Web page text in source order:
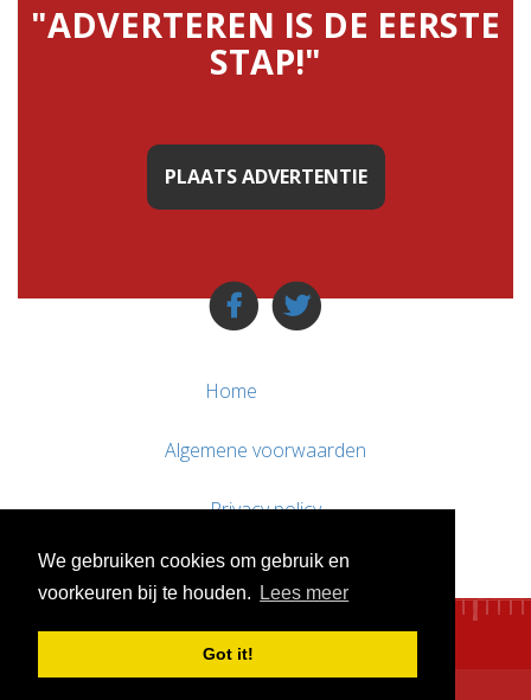
We gebruiken cookies om gebruik en
voorkeuren bij te houden.
Lees meer
Got it!
"ADVERTEREN IS DE EERSTE
STAP!"
PLAATS ADVERTENTIE
Home
Algemene voorwaarden
Privacy policy
Contact / Support